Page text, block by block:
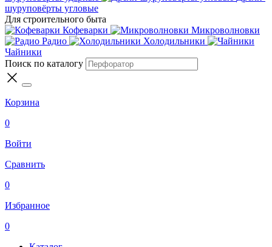
шуруповёрты угловые
Для строительного быта
Кофеварки
Микроволновки
Радио
Холодильники
Чайники
Поиск по каталогу
Корзина
0
Войти
Сравнить
0
Избранное
0